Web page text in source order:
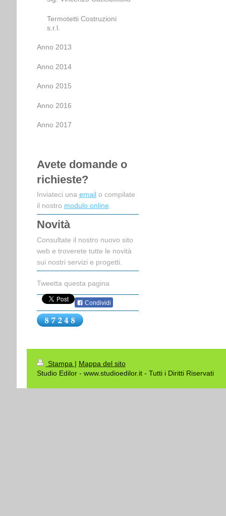
Termotetti Costruzioni
s.r.l.
Anno 2013
Anno 2014
Anno 2015
Anno 2016
Anno 2017
Avete domande o
richieste?
Inviateci una emailo compilate
il nostro modulo online.
Novità
Consultate il nostro nuovo sito
web e troverete tutte le novità
sui nostri servizi e progetti.
Tweetta questa pagina
Condividi
Stampa | Mappa del sito
Studio Edilor - www.studioedilor.it - Tutti i Diritti Riservati